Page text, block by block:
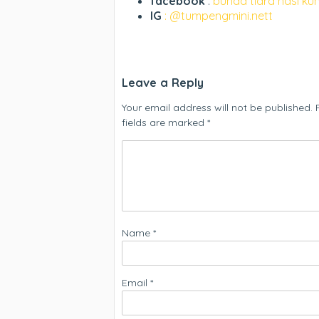
IG : @tumpengmini.nett
Leave a Reply
Your email address will not be published.
fields are marked *
Name *
Email *